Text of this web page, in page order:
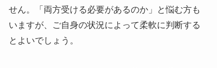
せん。「両方受ける必要があるのか」と悩む方も
いますが、ご自身の状況によって柔軟に判断する
とよいでしょう。